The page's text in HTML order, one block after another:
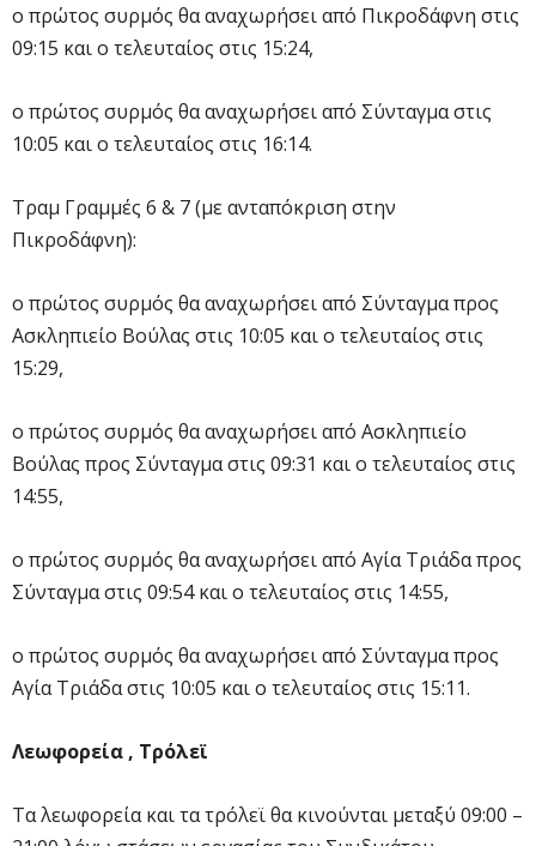
ο πρώτος συρμός θα αναχωρήσει από Πικροδάφνη στις
09:15 και ο τελευταίος στις 15:24,
ο πρώτος συρμός θα αναχωρήσει από Σύνταγμα στις
10:05 και ο τελευταίος στις 16:14.
Τραμ Γραμμές 6 & 7 (με ανταπόκριση στην
Πικροδάφνη):
ο πρώτος συρμός θα αναχωρήσει από Σύνταγμα προς
Ασκληπιείο Βούλας στις 10:05 και ο τελευταίος στις
15:29,
ο πρώτος συρμός θα αναχωρήσει από Ασκληπιείο
Βούλας προς Σύνταγμα στις 09:31 και ο τελευταίος στις
14:55,
ο πρώτος συρμός θα αναχωρήσει από Αγία Τριάδα προς
Σύνταγμα στις 09:54 και ο τελευταίος στις 14:55,
ο πρώτος συρμός θα αναχωρήσει από Σύνταγμα προς
Αγία Τριάδα στις 10:05 και ο τελευταίος στις 15:11.
Λεωφορεία , Τρόλεϊ
Τα λεωφορεία και τα τρόλεϊ θα κινούνται μεταξύ 09:00 –